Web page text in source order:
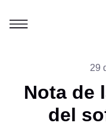
29
Nota de
del